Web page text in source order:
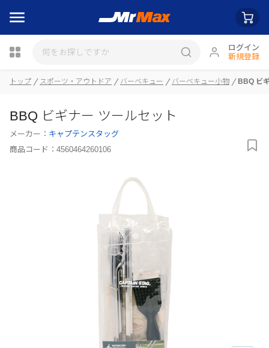
ログイン
新規登録
瓶詰
トップ スポーツ・アウトドア バーベキュー バーベキュー小物 BBQ ビ
BBQ ビギナー ツールセット
メーカー： キャプテンスタッグ
商品コード： 4560464260106